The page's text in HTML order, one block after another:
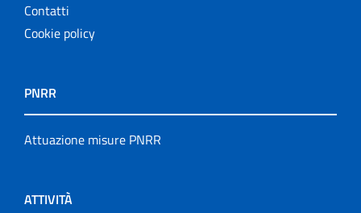
Contatti
Cookie policy
PNRR
Attuazione misure PNRR
ATTIVITÀ